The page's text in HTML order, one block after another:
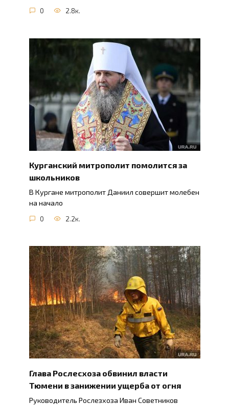
0 2.8к.
Курганский митрополит помолится за
школьников
В Кургане митрополит Даниил совершит молебен
на начало
0 2.2к.
Глава Рослесхоза обвинил власти
Тюмени в занижении ущерба от огня
Руководитель Рослезхоза Иван Советников